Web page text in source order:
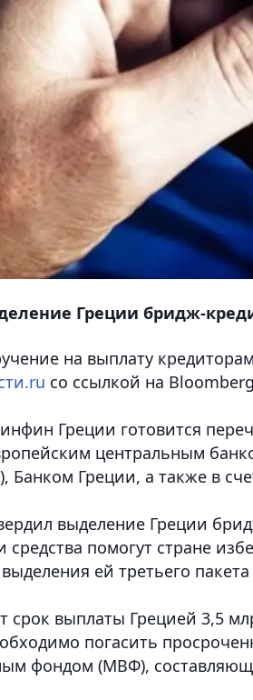
Греции бридж-
на выплату
со ссылкой на
Греции готовится
центральным
Греции, а также в
выделение Греции
средства помогут стране
ей третьего
срок выплаты Грецией 3,5
погасить
фондом (МВФ),